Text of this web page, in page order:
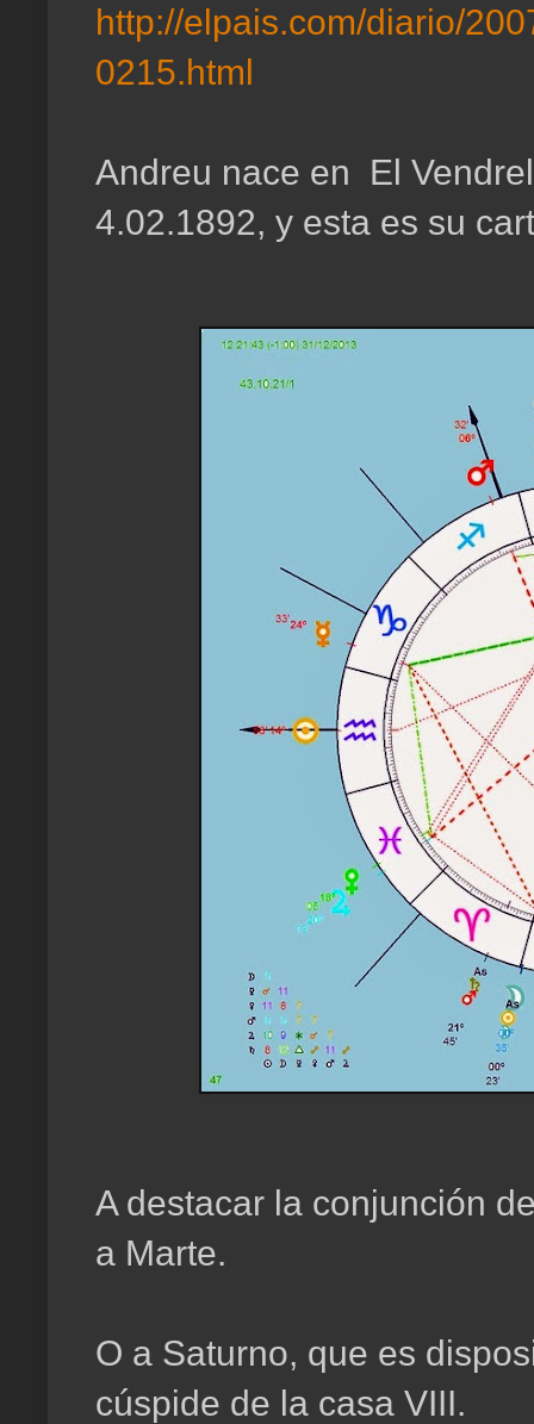
http://elpais.com/diario/
0215.html
Andreu nace en El
4.02.1892, y esta es su
A destacar la conjunción
a Marte.
O a Saturno, que es
cúspide de la casa VIII.